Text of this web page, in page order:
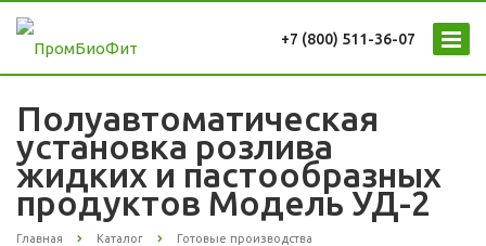
+7 (800) 511-36-07
Полуавтоматическая
установка розлива
жидких и пастообразных
продуктов Модель УД-2
Главная Каталог Готовые производства